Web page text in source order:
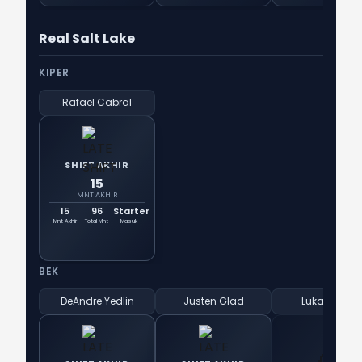
Real Salt Lake
KIPER
Rafael Cabral
SHIFT AKHIR
15
MNT AKHIR
15
Mnt Akhir
96
Total Mnt
Starter
Masuk
BEK
DeAndre Yedlin Justen Glad Lukas Engel